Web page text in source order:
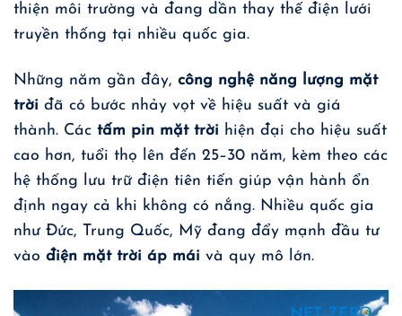
thiện môi trường và đang dần thay thế điện lưới
truyền thống tại nhiều quốc gia.
Những năm gần đây, công nghệ năng lượng mặt
trời đã có bước nhảy vọt về hiệu suất và giá
thành. Các tấm pin mặt trời hiện đại cho hiệu suất
cao hơn, tuổi thọ lên đến 25–30 năm, kèm theo các
hệ thống lưu trữ điện tiên tiến giúp vận hành ổn
định ngay cả khi không có nắng. Nhiều quốc gia
như Đức, Trung Quốc, Mỹ đang đẩy mạnh đầu tư
vào điện mặt trời áp mái và quy mô lớn.